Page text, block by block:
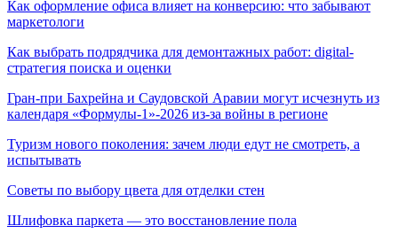
Как оформление офиса влияет на конверсию: что забывают
маркетологи
Как выбрать подрядчика для демонтажных работ: digital-
стратегия поиска и оценки
Гран-при Бахрейна и Саудовской Аравии могут исчезнуть из
календаря «Формулы-1»-2026 из-за войны в регионе
Туризм нового поколения: зачем люди едут не смотреть, а
испытывать
Советы по выбору цвета для отделки стен
Шлифовка паркета — это восстановление пола